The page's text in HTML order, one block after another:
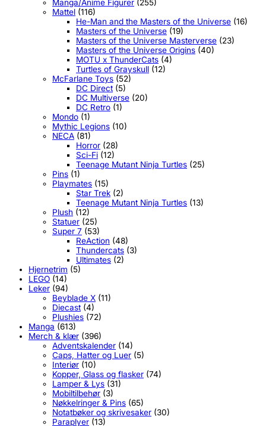
Manga/Anime Figurer (255)
Mattel (116)
He-Man and the Masters of the Universe (16)
Masters of the Universe (19)
Masters of the Universe Masterverse (23)
Masters of the Universe Origins (40)
MOTU x ThunderCats (4)
Turtles of Grayskull (12)
McFarlane Toys (52)
DC Direct (5)
DC Multiverse (20)
DC Retro (1)
Mondo (1)
Mythic Legions (10)
NECA (81)
Horror (28)
Sci-Fi (12)
Teenage Mutant Ninja Turtles (25)
Pins (1)
Playmates (15)
Star Trek (2)
Teenage Mutant Ninja Turtles (13)
Plush (12)
Statuer (25)
Super 7 (53)
ReAction (48)
Thundercats (3)
Ultimates (2)
Hjernetrim (5)
LEGO (14)
Leker (94)
Beyblade X (11)
Diecast (4)
Plushies (72)
Manga (613)
Merch & klær (396)
Adventskalender (14)
Caps, Hatter og Luer (5)
Interiør (10)
Kopper, Glass og flasker (74)
Lamper & Lys (31)
Mobiltilbehør (3)
Nøkkelringer & Pins (65)
Notatbøker og skrivesaker (30)
Paraplyer (13)